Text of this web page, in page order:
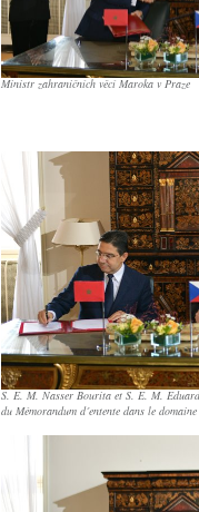
Ministr zahraničních věcí Maroka v Praze
S. E. M. Nasser Bourita et S. E. M.
du Mémorandum d´entente dans le